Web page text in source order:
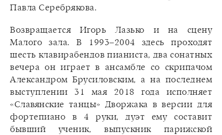
Павла Серебрякова.
Возвращается Игорь Лазько и на сцену
Малого зала. В 1993–2004 здесь проходят
шесть клавирабендов пианиста, два сонатных
вечера он играет в ансамбле со скрипачом
Александром Брусиловским, а на последнем
выступлении 31 мая 2018 года исполняет
«Славянские танцы» Дворжака в версии для
фортепиано в 4 руки, дуэт ему составит
бывший ученик, выпускник парижской